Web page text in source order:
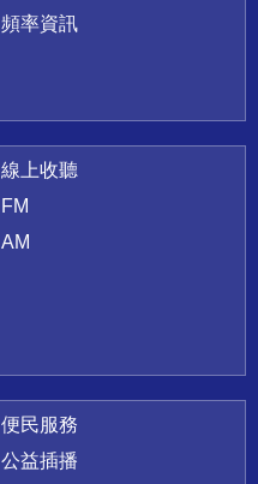
頻率資訊
線上收聽
FM
AM
便民服務
公益插播